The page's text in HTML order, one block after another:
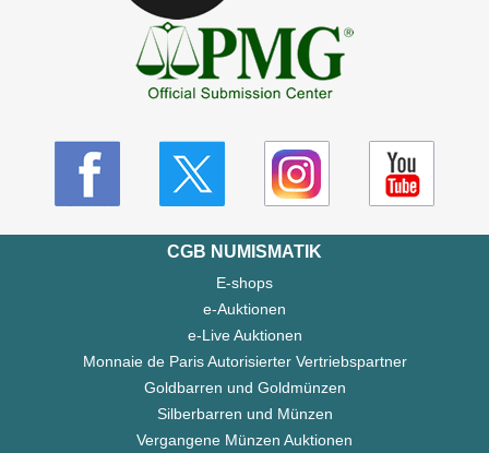
CGB NUMISMATIK
E-shops
e-Auktionen
e-Live Auktionen
Monnaie de Paris Autorisierter Vertriebspartner
Goldbarren und Goldmünzen
Silberbarren und Münzen
Vergangene Münzen Auktionen